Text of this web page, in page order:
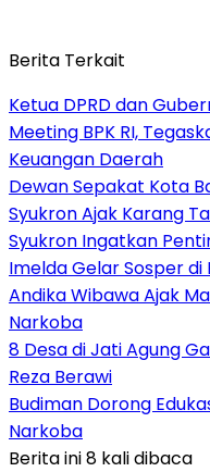
Berita Terkait
Ketua DPRD dan
Meeting BPK RI,
Keuangan Daerah
Dewan Sepakat Kota
Syukron Ajak Karang
Syukron Ingatkan
Imelda Gelar Sosper
Andika Wibawa Ajak
Narkoba
8 Desa di Jati Agung
Reza Berawi
Budiman Dorong
Narkoba
Berita ini 8 kali dibaca